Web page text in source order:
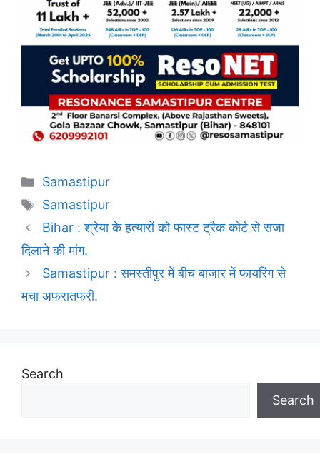
Categories
Samastipur
Tags
Samastipur
Bihar : श्रेया के हत्यारों को फास्ट ट्रैक कोर्ट से सजा
दिलाने की मांग.
Samastipur : समस्तीपुर में बीच बाजार में फायरिंग से
मचा अफरातफरी.
Search
Search